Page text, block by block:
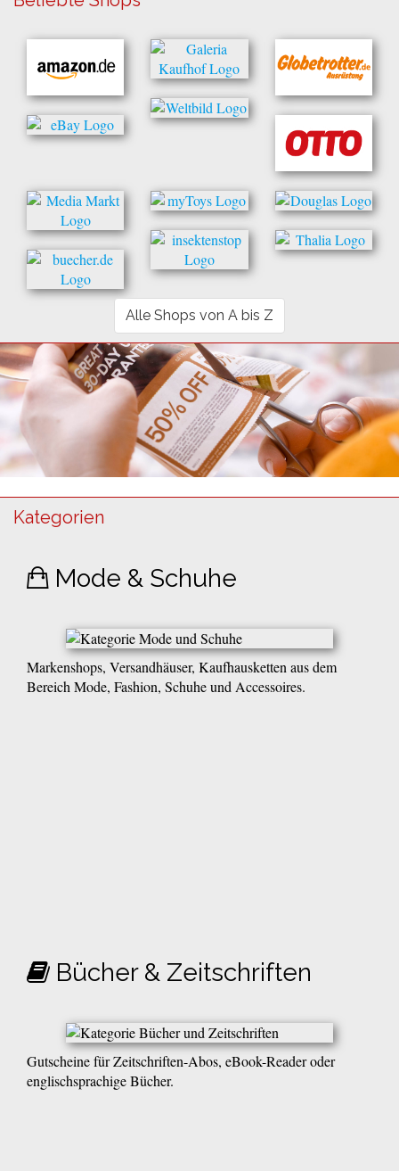
Alle Shops von A bis Z
Kategorien
Mode & Schuhe
Markenshops, Versandhäuser, Kaufhausketten aus dem
Bereich Mode, Fashion, Schuhe und Accessoires.
Bücher & Zeitschriften
Gutscheine für Zeitschriften-Abos, eBook-Reader oder
englischsprachige Bücher.